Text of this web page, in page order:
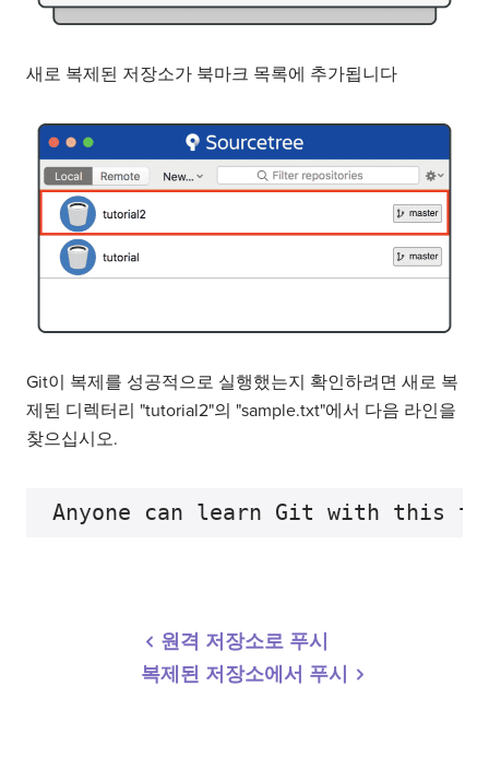
새로 복제된 저장소가 북마크 목록에 추가됩니다
Git이 복제를 성공적으로 실행했는지 확인하려면 새로 복
제된 디렉터리 "tutorial2"의 "sample.txt"에서 다음 라인을
찾으십시오.
원격 저장소로 푸시
복제된 저장소에서 푸시